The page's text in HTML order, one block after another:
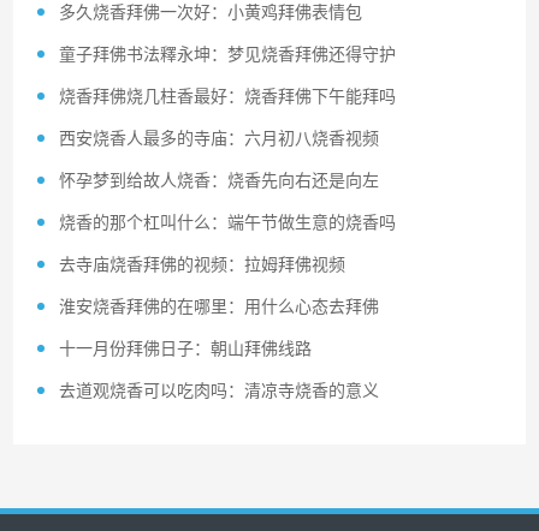
多久烧香拜佛一次好：小黄鸡拜佛表情包
童子拜佛书法釋永坤：梦见烧香拜佛还得守护
烧香拜佛烧几柱香最好：烧香拜佛下午能拜吗
西安烧香人最多的寺庙：六月初八烧香视频
怀孕梦到给故人烧香：烧香先向右还是向左
烧香的那个杠叫什么：端午节做生意的烧香吗
去寺庙烧香拜佛的视频：拉姆拜佛视频
淮安烧香拜佛的在哪里：用什么心态去拜佛
十一月份拜佛日子：朝山拜佛线路
去道观烧香可以吃肉吗：清凉寺烧香的意义